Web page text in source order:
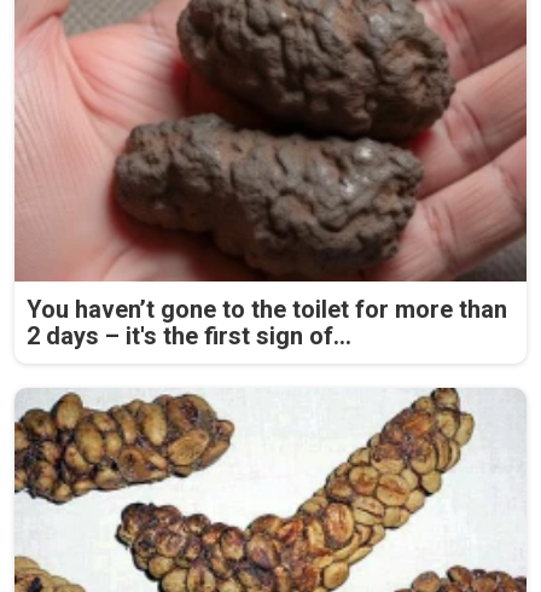
You haven’t gone to the toilet for more than
2 days – it's the first sign of...